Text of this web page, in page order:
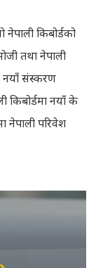
नेपाली किबोर्डको
तथा नेपाली
नयाँ संस्करण
किबोर्डमा नयाँ के
नेपाली परिवेश
मिल्ने यी नेपाली
। हाम्रो